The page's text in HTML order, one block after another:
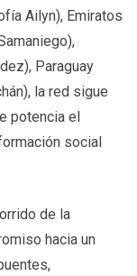
Ailyn), Emiratos
Paraguay
la red sigue
potencia el
social
de la
hacia un